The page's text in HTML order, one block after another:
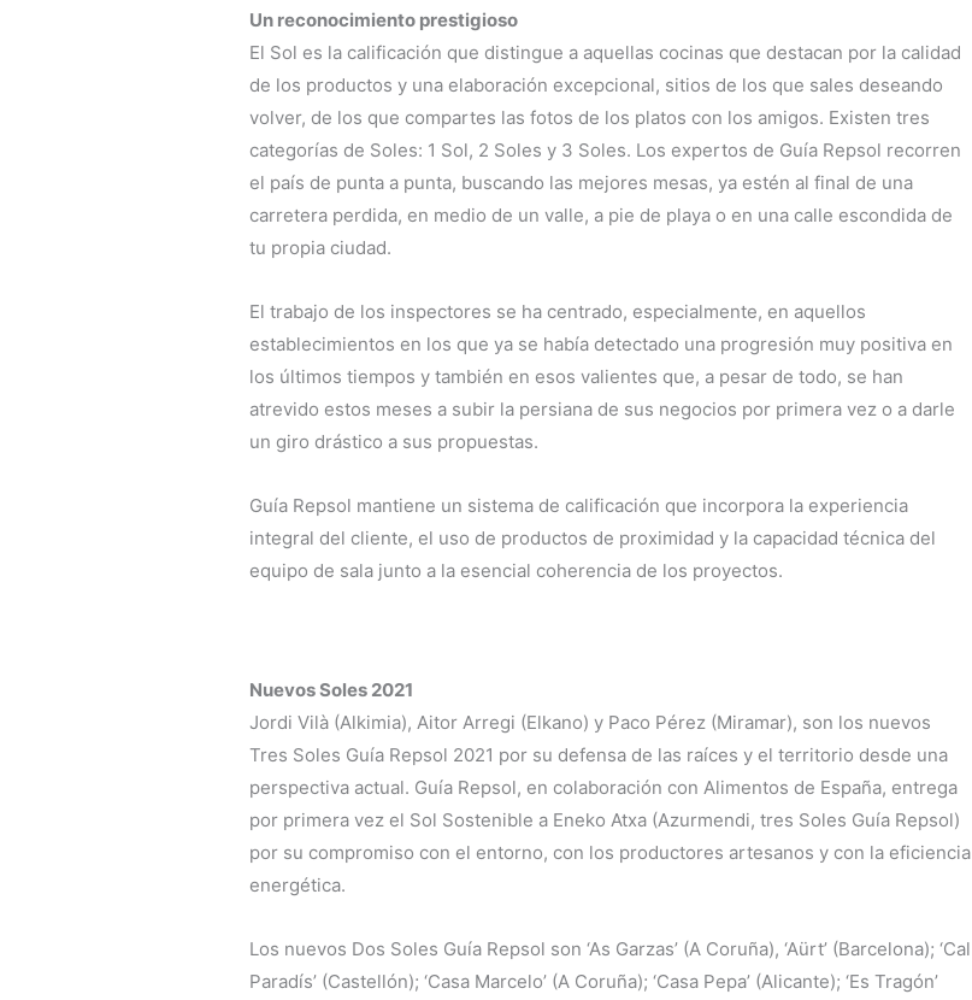
Un reconocimiento prestigioso
El Sol es la calificación que distingue a aquellas cocinas que destacan por la calidad
de los productos y una elaboración excepcional, sitios de los que sales deseando
volver, de los que compartes las fotos de los platos con los amigos. Existen tres
categorías de Soles: 1 Sol, 2 Soles y 3 Soles. Los expertos de Guía Repsol recorren
el país de punta a punta, buscando las mejores mesas, ya estén al final de una
carretera perdida, en medio de un valle, a pie de playa o en una calle escondida de
tu propia ciudad.
El trabajo de los inspectores se ha centrado, especialmente, en aquellos
establecimientos en los que ya se había detectado una progresión muy positiva en
los últimos tiempos y también en esos valientes que, a pesar de todo, se han
atrevido estos meses a subir la persiana de sus negocios por primera vez o a darle
un giro drástico a sus propuestas.
Guía Repsol mantiene un sistema de calificación que incorpora la experiencia
integral del cliente, el uso de productos de proximidad y la capacidad técnica del
equipo de sala junto a la esencial coherencia de los proyectos.
Nuevos Soles 2021
Jordi Vilà (Alkimia), Aitor Arregi (Elkano) y Paco Pérez (Miramar), son los nuevos
Tres Soles Guía Repsol 2021 por su defensa de las raíces y el territorio desde una
perspectiva actual. Guía Repsol, en colaboración con Alimentos de España, entrega
por primera vez el Sol Sostenible a Eneko Atxa (Azurmendi, tres Soles Guía Repsol)
por su compromiso con el entorno, con los productores artesanos y con la eficiencia
energética.
Los nuevos Dos Soles Guía Repsol son ‘As Garzas’ (A Coruña), ‘Aürt’ (Barcelona); ‘Cal
Paradís’ (Castellón); ‘Casa Marcelo’ (A Coruña); ‘Casa Pepa’ (Alicante); ‘Es Tragón’